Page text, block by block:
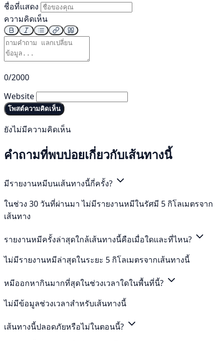
ชื่อที่แสดง
ความคิดเห็น
0/2000
Website
โพสต์ความคิดเห็น
ยังไม่มีความคิดเห็น
คำถามที่พบบ่อยเกี่ยวกับเส้นทางนี้
มีรายงานหมีบนเส้นทางนี้กี่ครั้ง?
ในช่วง 30 วันที่ผ่านมา ไม่มีรายงานหมีในรัศมี 5 กิโลเมตรจาก
เส้นทาง
รายงานหมีครั้งล่าสุดใกล้เส้นทางนี้คือเมื่อใดและที่ไหน?
ไม่มีรายงานหมีล่าสุดในระยะ 5 กิโลเมตรจากเส้นทางนี้
หมีออกหากินมากที่สุดในช่วงเวลาใดในพื้นที่นี้?
ไม่มีข้อมูลช่วงเวลาสำหรับเส้นทางนี้
เส้นทางนี้ปลอดภัยหรือไม่ในตอนนี้?